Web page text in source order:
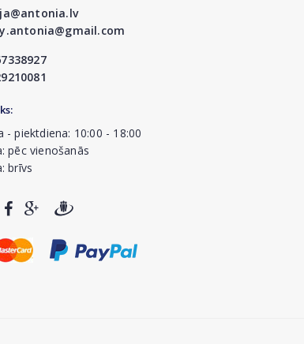
- piektdiena: 10:00 - 18:00
pēc vienošanās
brīvs